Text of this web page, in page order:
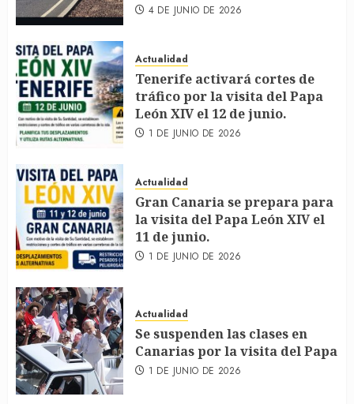
4 DE JUNIO DE 2026
Actualidad
Tenerife activará cortes de
tráfico por la visita del Papa
León XIV el 12 de junio.
1 DE JUNIO DE 2026
Actualidad
Gran Canaria se prepara para
la visita del Papa León XIV el
11 de junio.
1 DE JUNIO DE 2026
Actualidad
Se suspenden las clases en
Canarias por la visita del Papa
1 DE JUNIO DE 2026